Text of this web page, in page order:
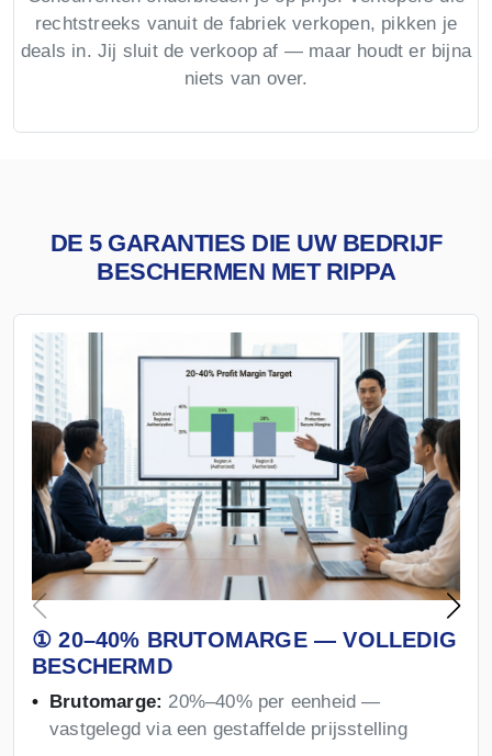
rechtstreeks vanuit de fabriek verkopen, pikken je
deals in. Jij sluit de verkoop af — maar houdt er bijna
niets van over.
DE 5 GARANTIES DIE UW BEDRIJF
BESCHERMEN MET RIPPA
① 20–40% BRUTOMARGE — VOLLEDIG
BESCHERMD
Brutomarge: 20%–40% per eenheid —
vastgelegd via een gestaffelde prijsstelling